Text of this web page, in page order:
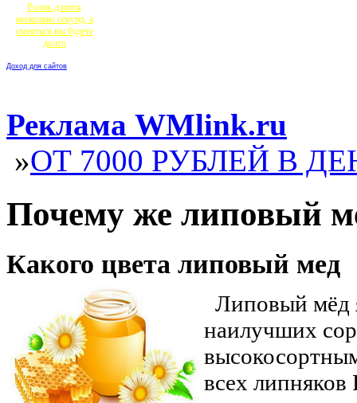
Ролик длится
несколько секунд, а
смеяться вы будете
долго
Доход для сайтов
Реклама WMlink.ru
»ОТ 7000 РУБЛЕЙ В
Почему же липовый
Какого цвета липовый мед
Липовый мёд
наилучших
всех